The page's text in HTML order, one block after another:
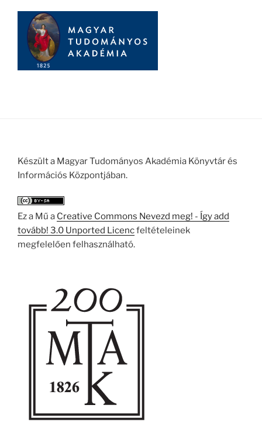
Készült a Magyar Tudományos Akadémia Könyvtár és
Információs Központjában.
Ez a Mű a Creative Commons Nevezd meg! - Így add
tovább! 3.0 Unported Licencfeltételeinek
megfelelően felhasználható.